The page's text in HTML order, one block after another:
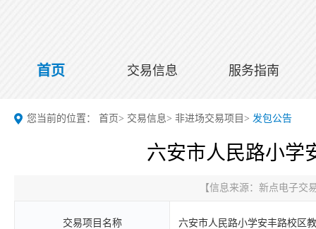
首页 交易信息 服务指南
您当前的位置： 首页> 交易信息> 非进场交易项目 > 发包公告
六安市人民路小学
【信息来源： 新点电子交
交易项目名称 六安市人民路小学安丰路校区